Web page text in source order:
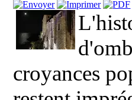
croyances